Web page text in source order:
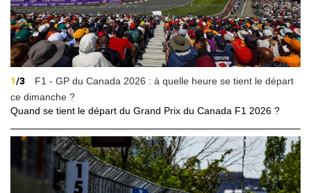
1/3
F1 - GP du Canada 2026 : à quelle heure se tient le départ
ce dimanche ?
Quand se tient le départ du Grand Prix du Canada F1 2026 ?